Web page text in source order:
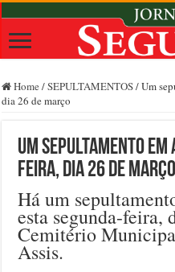
Home /SEPULTAMENTOS/Um
dia 26 de março
Um sepultamento
feira, dia 26 de março
Há um
esta segunda-feira,
Cemitério
Assis.